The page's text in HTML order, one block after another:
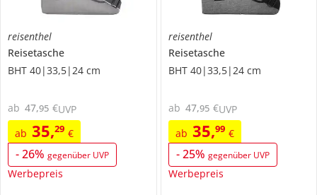
reisenthel
Reisetasche
BHT 40|33,5|24 cm
ab 35,29 €
-26% gegenüber UVP
Werbepreis
ab 47,95 €UVP
reisenthel
Reisetasche
BHT 40|33,5|24 cm
ab 35,99 €
-25% gegenüber UVP
Werbepreis
ab 47,95 €UVP